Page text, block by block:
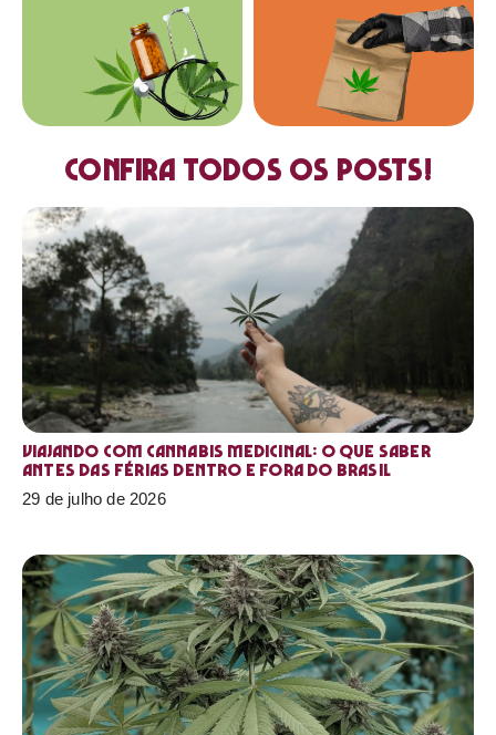
Confira todos os posts!
Viajando com cannabis medicinal: o que saber
antes das férias dentro e fora do Brasil
29 de julho de 2026